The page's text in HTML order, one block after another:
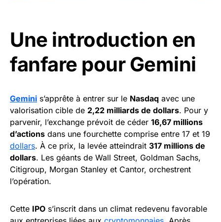
Une introduction en
fanfare pour Gemini
Gemini s’apprête à entrer sur le Nasdaq avec une
valorisation cible de 2,22 milliards de dollars. Pour y
parvenir, l’exchange prévoit de céder 16,67 millions
d’actions dans une fourchette comprise entre 17 et 19
dollars. À ce prix, la levée atteindrait 317 millions de
dollars. Les géants de Wall Street, Goldman Sachs,
Citigroup, Morgan Stanley et Cantor, orchestrent
l’opération.
Cette IPO s’inscrit dans un climat redevenu favorable